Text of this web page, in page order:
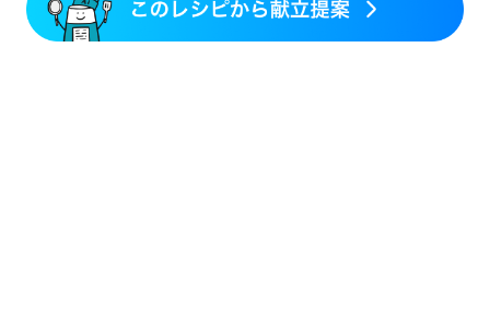
胃がん治療を終えた方・経過観察中の方
大腸がん治療を終えた方・経過観察中の方